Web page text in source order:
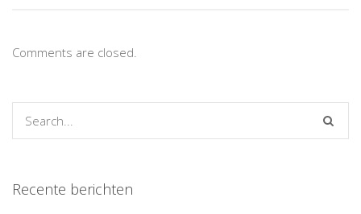
Comments are closed.
Recente berichten